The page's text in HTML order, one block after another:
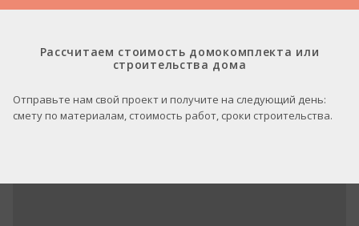
Рассчитаем стоимость домокомплекта или
строительства дома
Отправьте нам свой проект и получите на следующий день:
смету по материалам, стоимость работ, сроки строительства.